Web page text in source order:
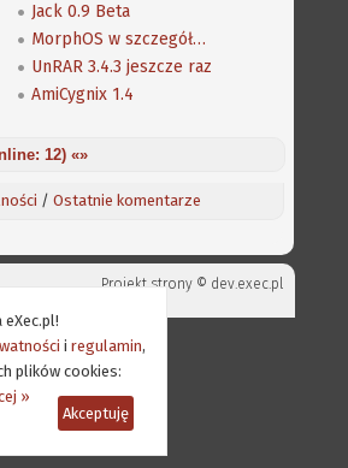
eXec.pl!
i regulamin,
plików cookies:
»
Akceptuję
Jack 0.9 Beta
MorphOS w szczegółach
UnRAR 3.4.3 jeszcze raz
AmiCygnix 1.4
12) «»
/ Ostatnie komentarze
Projekt strony © dev.exec.pl